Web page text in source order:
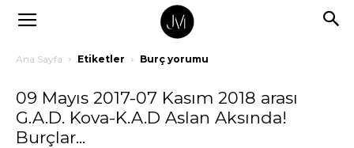
Ana Sayfa Etiketler Burç yorumu
09 Mayıs 2017-07 Kasım 2018 arası
G.A.D. Kova-K.A.D Aslan Aksında!
Burçlar...